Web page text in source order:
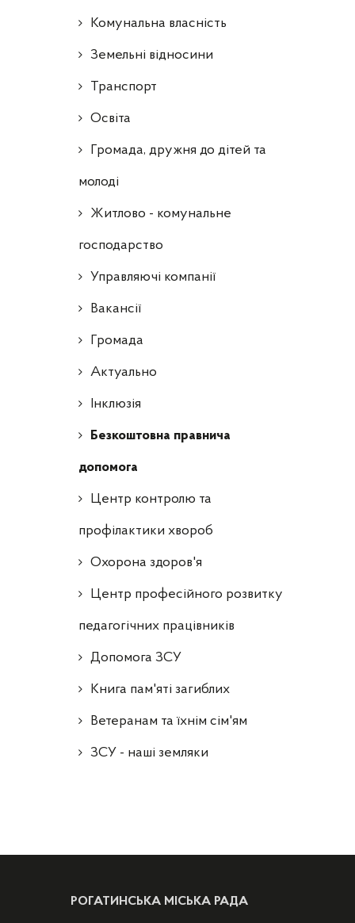
Комунальна власність
Земельні відносини
Транспорт
Освіта
Громада, дружня до дітей та
молоді
Житлово - комунальне
господарство
Управляючі компанії
Ваканcії
Громада
Актуально
Інклюзія
Безкоштовна правнича
допомога
Центр контролю та
профілактики хвороб
Охорона здоров'я
Центр професійного розвитку
педагогічних працівників
Допомога ЗСУ
Книга пам'яті загиблих
Ветеранам та їхнім сім'ям
ЗСУ - наші земляки
РОГАТИНСЬКА МІСЬКА РАДА